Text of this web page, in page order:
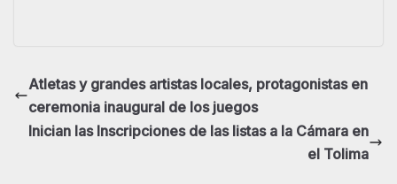
Atletas y grandes artistas locales, protagonistas en
ceremonia inaugural de los juegos
Inician las Inscripciones de las listas a la Cámara en
el Tolima